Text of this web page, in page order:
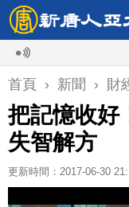
首頁 › 新聞 › 財
把記憶收好
失智解方
更新時間：2017-06-30